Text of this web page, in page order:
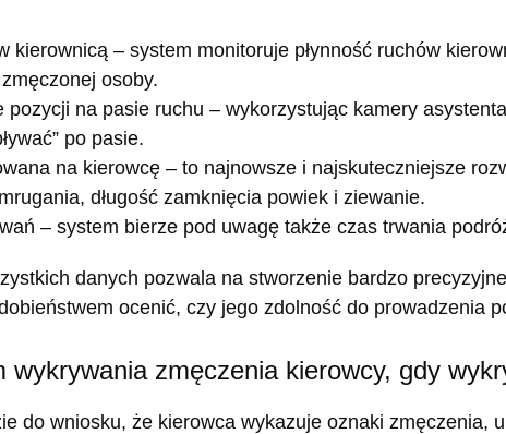
kierownicą – system monitoruje płynność ruchów
osoby.
pozycji na pasie ruchu – wykorzystując kamery
po pasie.
na kierowcę – to najnowsze i najskuteczniejsze
długość zamknięcia powiek i ziewanie.
– system bierze pod uwagę także czas trwania
danych pozwala na stworzenie bardzo
ocenić, czy jego zdolność do prowadzenia
wykrywania zmęczenia kierowcy, gdy
do wniosku, że kierowca wykazuje oznaki